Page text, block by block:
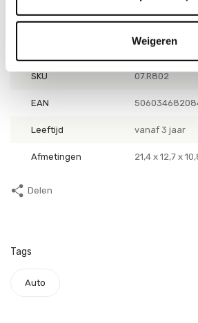
Weigeren
SKU 07.R802
EAN
Leeftijd vanaf 3 jaar
Afmetingen 21,4 x 12,7 x
Delen
Tags
Auto